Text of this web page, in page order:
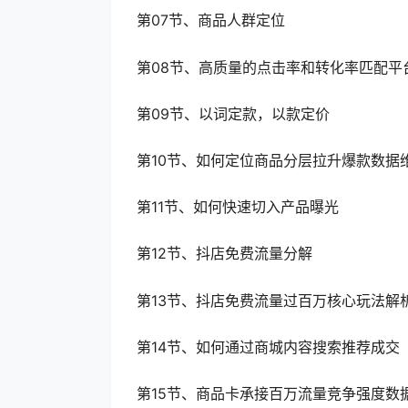
第07节、商品人群定位
第08节、高质量的点击率和转化率匹配平
第09节、以词定款，以款定价
第10节、如何定位商品分层拉升爆款数据
第11节、如何快速切入产品曝光
第12节、抖店免费流量分解
第13节、抖店免费流量过百万核心玩法解
第14节、如何通过商城内容搜索推荐成交
第15节、商品卡承接百万流量竞争强度数